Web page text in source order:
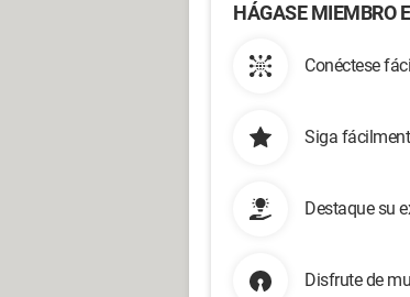
HÁGASE MIEMBRO
Conéctese
Siga
Destaque su
Disfrute de